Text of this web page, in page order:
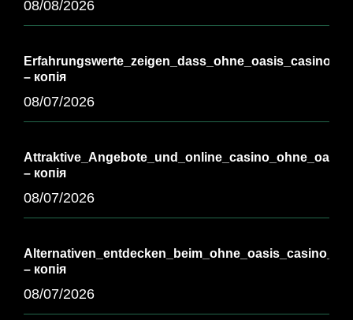
08/08/2026
– копія
08/07/2026
– копія
08/07/2026
– копія
08/07/2026